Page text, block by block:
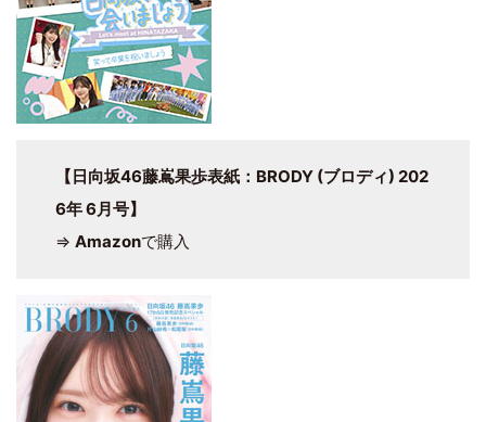
【日向坂46藤嶌果歩表紙：BRODY (ブロディ) 202
6年 6月号】
⇒ Amazonで購入